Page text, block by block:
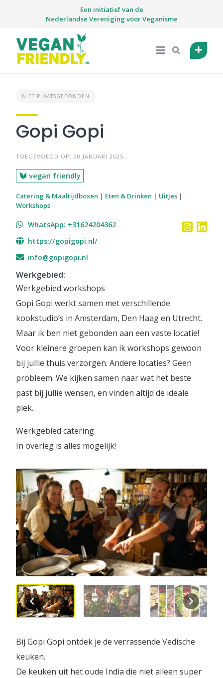
Een initiatief van de
Nederlandse Vereniging voor Veganisme
NIET-PLAATSGEBONDEN
Gopi Gopi
TOEGEVOEGD OP: 20 JANUARI 2025
vegan friendly
Catering & Maaltijdboxen | Eten & Drinken | Uitjes |
Workshops
WhatsApp: +31624204362
https://gopigopi.nl/
info@gopigopi.nl
Werkgebied:
Werkgebied workshops
Gopi Gopi werkt samen met verschillende
kookstudio’s in Amsterdam, Den Haag en Utrecht.
Maar ik ben niet gebonden aan een vaste locatie!
Voor kleinere groepen kan ik workshops gewoon
bij jullie thuis verzorgen. Andere locaties? Geen
probleem. We kijken samen naar wat het beste
past bij jullie wensen, en vinden altijd de ideale
plek.
Werkgebied catering
In overleg is alles mogelijk!
Bij Gopi Gopi ontdek je de verrassende Vedische
keuken.
De keuken uit het oude India die niet alleen super